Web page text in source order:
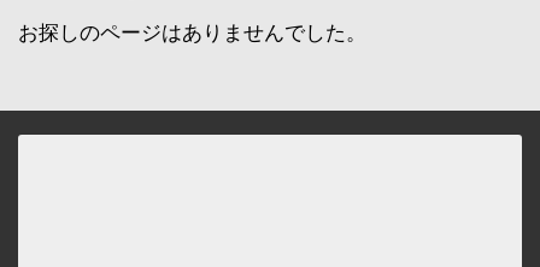
お探しのページはありませんでした。